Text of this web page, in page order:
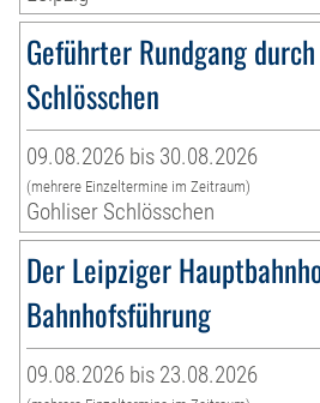
Geführter Rundgang
Schlösschen
09.08.2026 bis 30.08.2026
(mehrere Einzeltermine im Zeitraum)
Gohliser Schlösschen
Der Leipziger
Bahnhofsführung
09.08.2026 bis 23.08.2026